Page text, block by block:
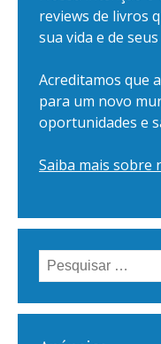
reviews de livros
sua vida e de
Acreditamos que
para um novo
oportunidades e
Saiba mais sobre
Pesquisar
por: